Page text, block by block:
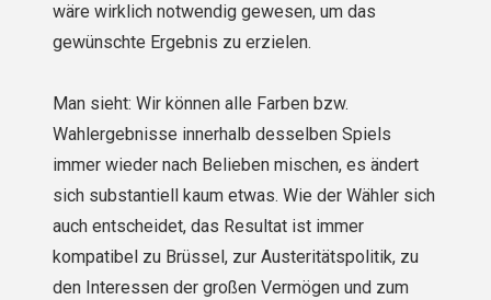
wäre wirklich notwendig gewesen, um das
gewünschte Ergebnis zu erzielen.
Man sieht: Wir können alle Farben bzw.
Wahlergebnisse innerhalb desselben Spiels
immer wieder nach Belieben mischen, es ändert
sich substantiell kaum etwas. Wie der Wähler sich
auch entscheidet, das Resultat ist immer
kompatibel zu Brüssel, zur Austeritätspolitik, zu
den Interessen der großen Vermögen und zum